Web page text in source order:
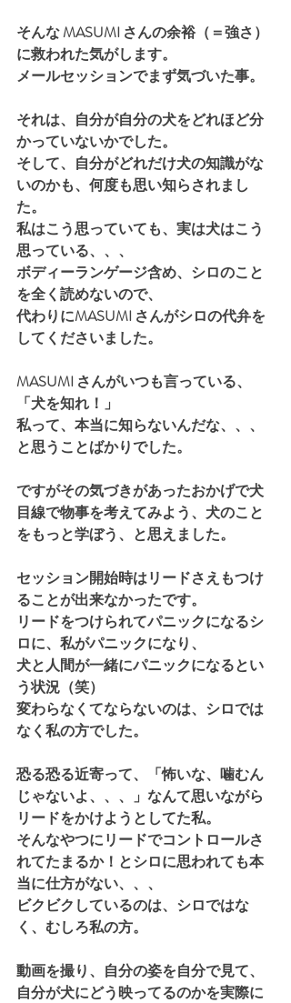
そんな MASUMI さんの余裕（＝強さ）
に救われた気がします。
メールセッションでまず気づいた事。
それは、自分が自分の犬をどれほど分
かっていないかでした。
そして、自分がどれだけ犬の知識がな
いのかも、何度も思い知らされまし
た。
私はこう思っていても、実は犬はこう
思っている、、、
ボディーランゲージ含め、シロのこと
を全く読めないので、
代わりにMASUMI さんがシロの代弁を
してくださいました。
MASUMI さんがいつも言っている、
「犬を知れ！」
私って、本当に知らないんだな、、、
と思うことばかりでした。
ですがその気づきがあったおかげで犬
目線で物事を考えてみよう、犬のこと
をもっと学ぼう、と思えました。
セッション開始時はリードさえもつけ
ることが出来なかったです。
リードをつけられてパニックになるシ
ロに、私がパニックになり、
犬と人間が一緒にパニックになるとい
う状況（笑）
変わらなくてならないのは、シロでは
なく私の方でした。
恐る恐る近寄って、「怖いな、噛むん
じゃないよ、、、」なんて思いながら
リードをかけようとしてた私。
そんなやつにリードでコントロールさ
れてたまるか！とシロに思われても本
当に仕方がない、、、
ビクビクしているのは、シロではな
く、むしろ私の方。
動画を撮り、自分の姿を自分で見て、
自分が犬にどう映ってるのかを実際に